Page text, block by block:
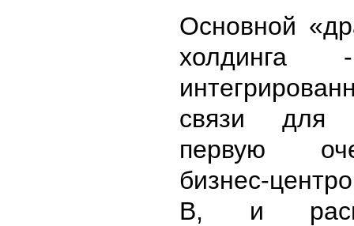
Основной
холдинга
связи для
первую
бизнес-
В, и